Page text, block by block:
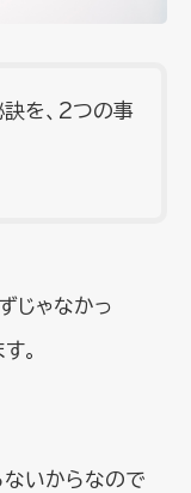
訣を、2つの事
じゃなかっ
。
ないからなので